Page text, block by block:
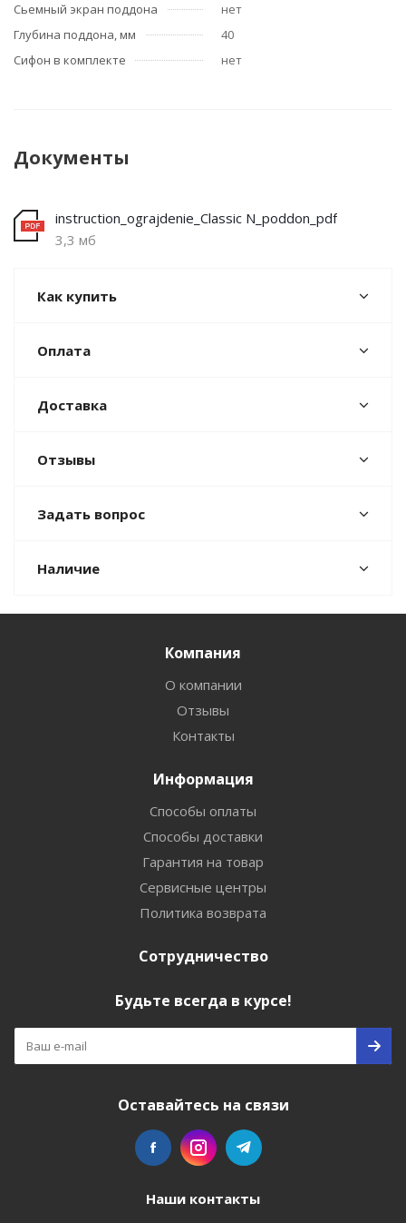
Сьемный экран поддона
нет
Глубина поддона, мм
40
Сифон в комплекте
нет
Документы
instruction_ograjdenie_Classic N_poddon_pdf
3,3 мб
Как купить
Оплата
Доставка
Отзывы
Задать вопрос
Наличие
Компания
О компании
Отзывы
Контакты
Информация
Способы оплаты
Способы доставки
Гарантия на товар
Сервисные центры
Политика возврата
Сотрудничество
Будьте всегда в курсе!
Оставайтесь на связи
Наши контакты